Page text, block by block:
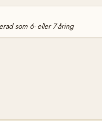
som 6- eller 7-åring